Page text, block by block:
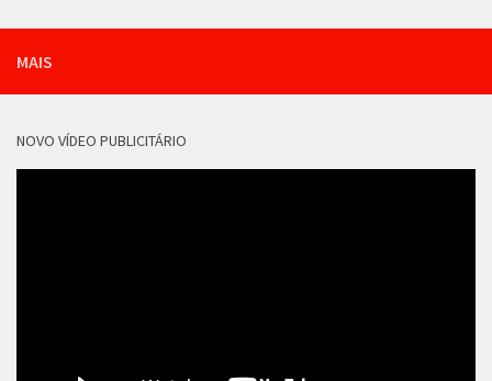
MAIS
NOVO VÍDEO PUBLICITÁRIO